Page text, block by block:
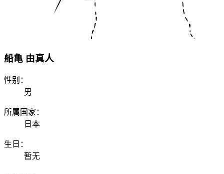
船亀 由真人
性别：
男
所属国家：
日本
生日：
暂无